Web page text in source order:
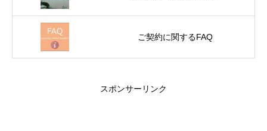
ご契約に関するFAQ
スポンサーリンク